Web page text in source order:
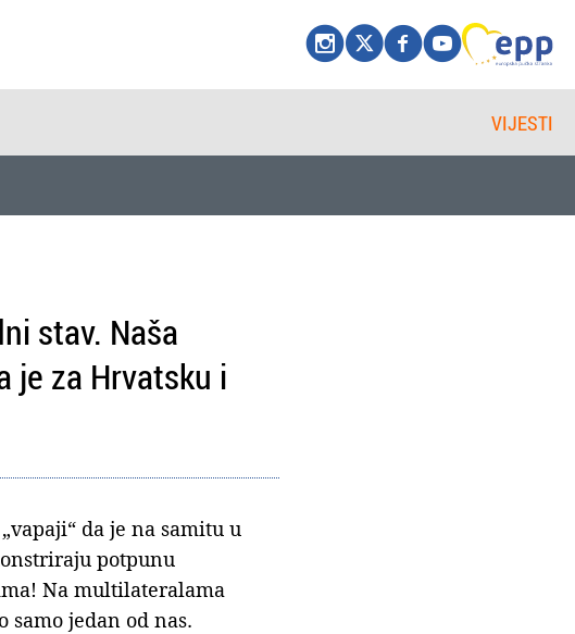
VIJESTI
stav. Naša
je za Hrvatsku i
da je na samitu u
potpunu
Na multilateralama
jedan od nas.